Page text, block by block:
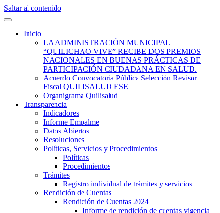
Saltar al contenido
Quilisalud
Inicio
LA ADMINISTRACIÓN MUNICIPAL
“QUILICHAO VIVE” RECIBE DOS PREMIOS
NACIONALES EN BUENAS PRÁCTICAS DE
PARTICIPACIÓN CIUDADANA EN SALUD.
Acuerdo Convocatoria Pública Selección Revisor
Fiscal QUILISALUD ESE
Organigrama Quilisalud
Transparencia
Indicadores
Informe Empalme
Datos Abiertos
Resoluciones
Políticas, Servicios y Procedimientos
Políticas
Procedimientos
Trámites
Registro individual de trámites y servicios
Rendición de Cuentas
Rendición de Cuentas 2024
Informe de rendición de cuentas vigencia